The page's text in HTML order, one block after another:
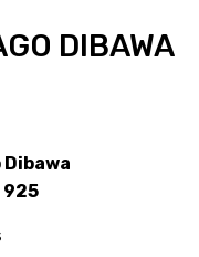
DIBAWA
925